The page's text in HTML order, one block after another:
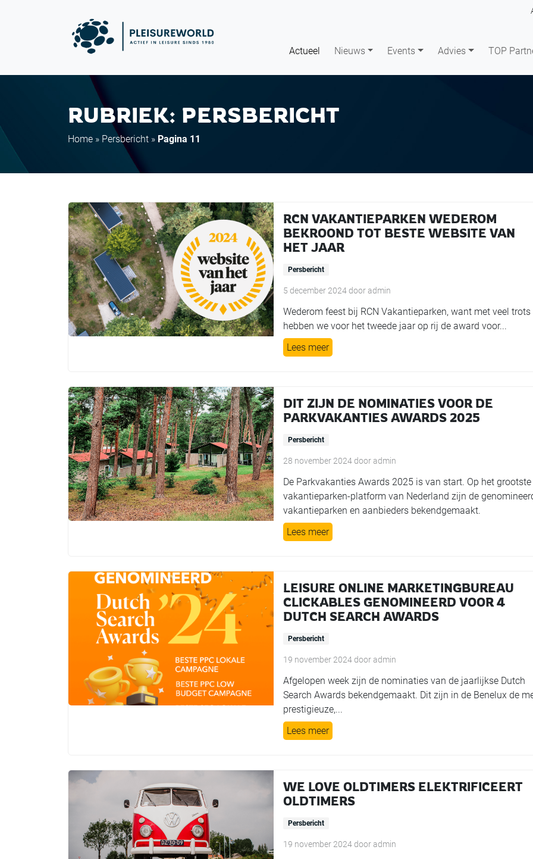
Actueel Nieuws Events Advies TOP
RUBRIEK: PERSBERICHT
Home » Persbericht » Pagina 11
RCN VAKANTIEPARKEN WEDEROM
BEKROOND TOT BESTE WEBSITE VAN
HET JAAR
Persbericht
5 december 2024dooradmin
Wederom feest bij RCN Vakantieparken, want met veel trots
hebben we voor het tweede jaar op rij de award voor...
Lees meer
DIT ZIJN DE NOMINATIES VOOR DE
PARKVAKANTIES AWARDS 2025
Persbericht
28 november 2024dooradmin
De Parkvakanties Awards 2025 is van start. Op het grootste
vakantieparken-platform van Nederland zijn de
vakantieparken en aanbieders bekendgemaakt.
Lees meer
LEISURE ONLINE MARKETINGBUREAU
CLICKABLES GENOMINEERD VOOR 4
DUTCH SEARCH AWARDS
Persbericht
19 november 2024dooradmin
Afgelopen week zijn de nominaties van de jaarlijkse Dutch
Search Awards bekendgemaakt. Dit zijn in de Benelux de
prestigieuze,...
Lees meer
WE LOVE OLDTIMERS ELEKTRIFICEERT
OLDTIMERS
Persbericht
19 november 2024dooradmin